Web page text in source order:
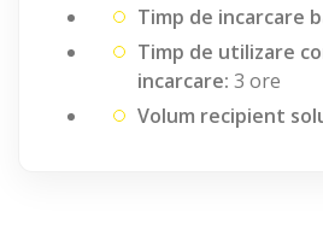
Timp de incarcare
Timp de utilizare
incarcare: 3 ore
Volum recipient